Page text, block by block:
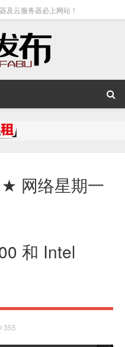
及云服务器必上网站！
网络星期一
和 Intel
355